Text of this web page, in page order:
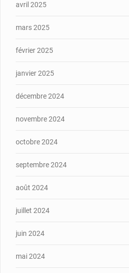
avril 2025
mars 2025
février 2025
janvier 2025
décembre 2024
novembre 2024
octobre 2024
septembre 2024
août 2024
juillet 2024
juin 2024
mai 2024